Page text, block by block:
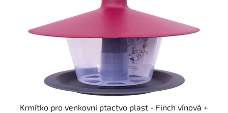
Krmítko pro venkovní ptactvo plast - Finch vínová +